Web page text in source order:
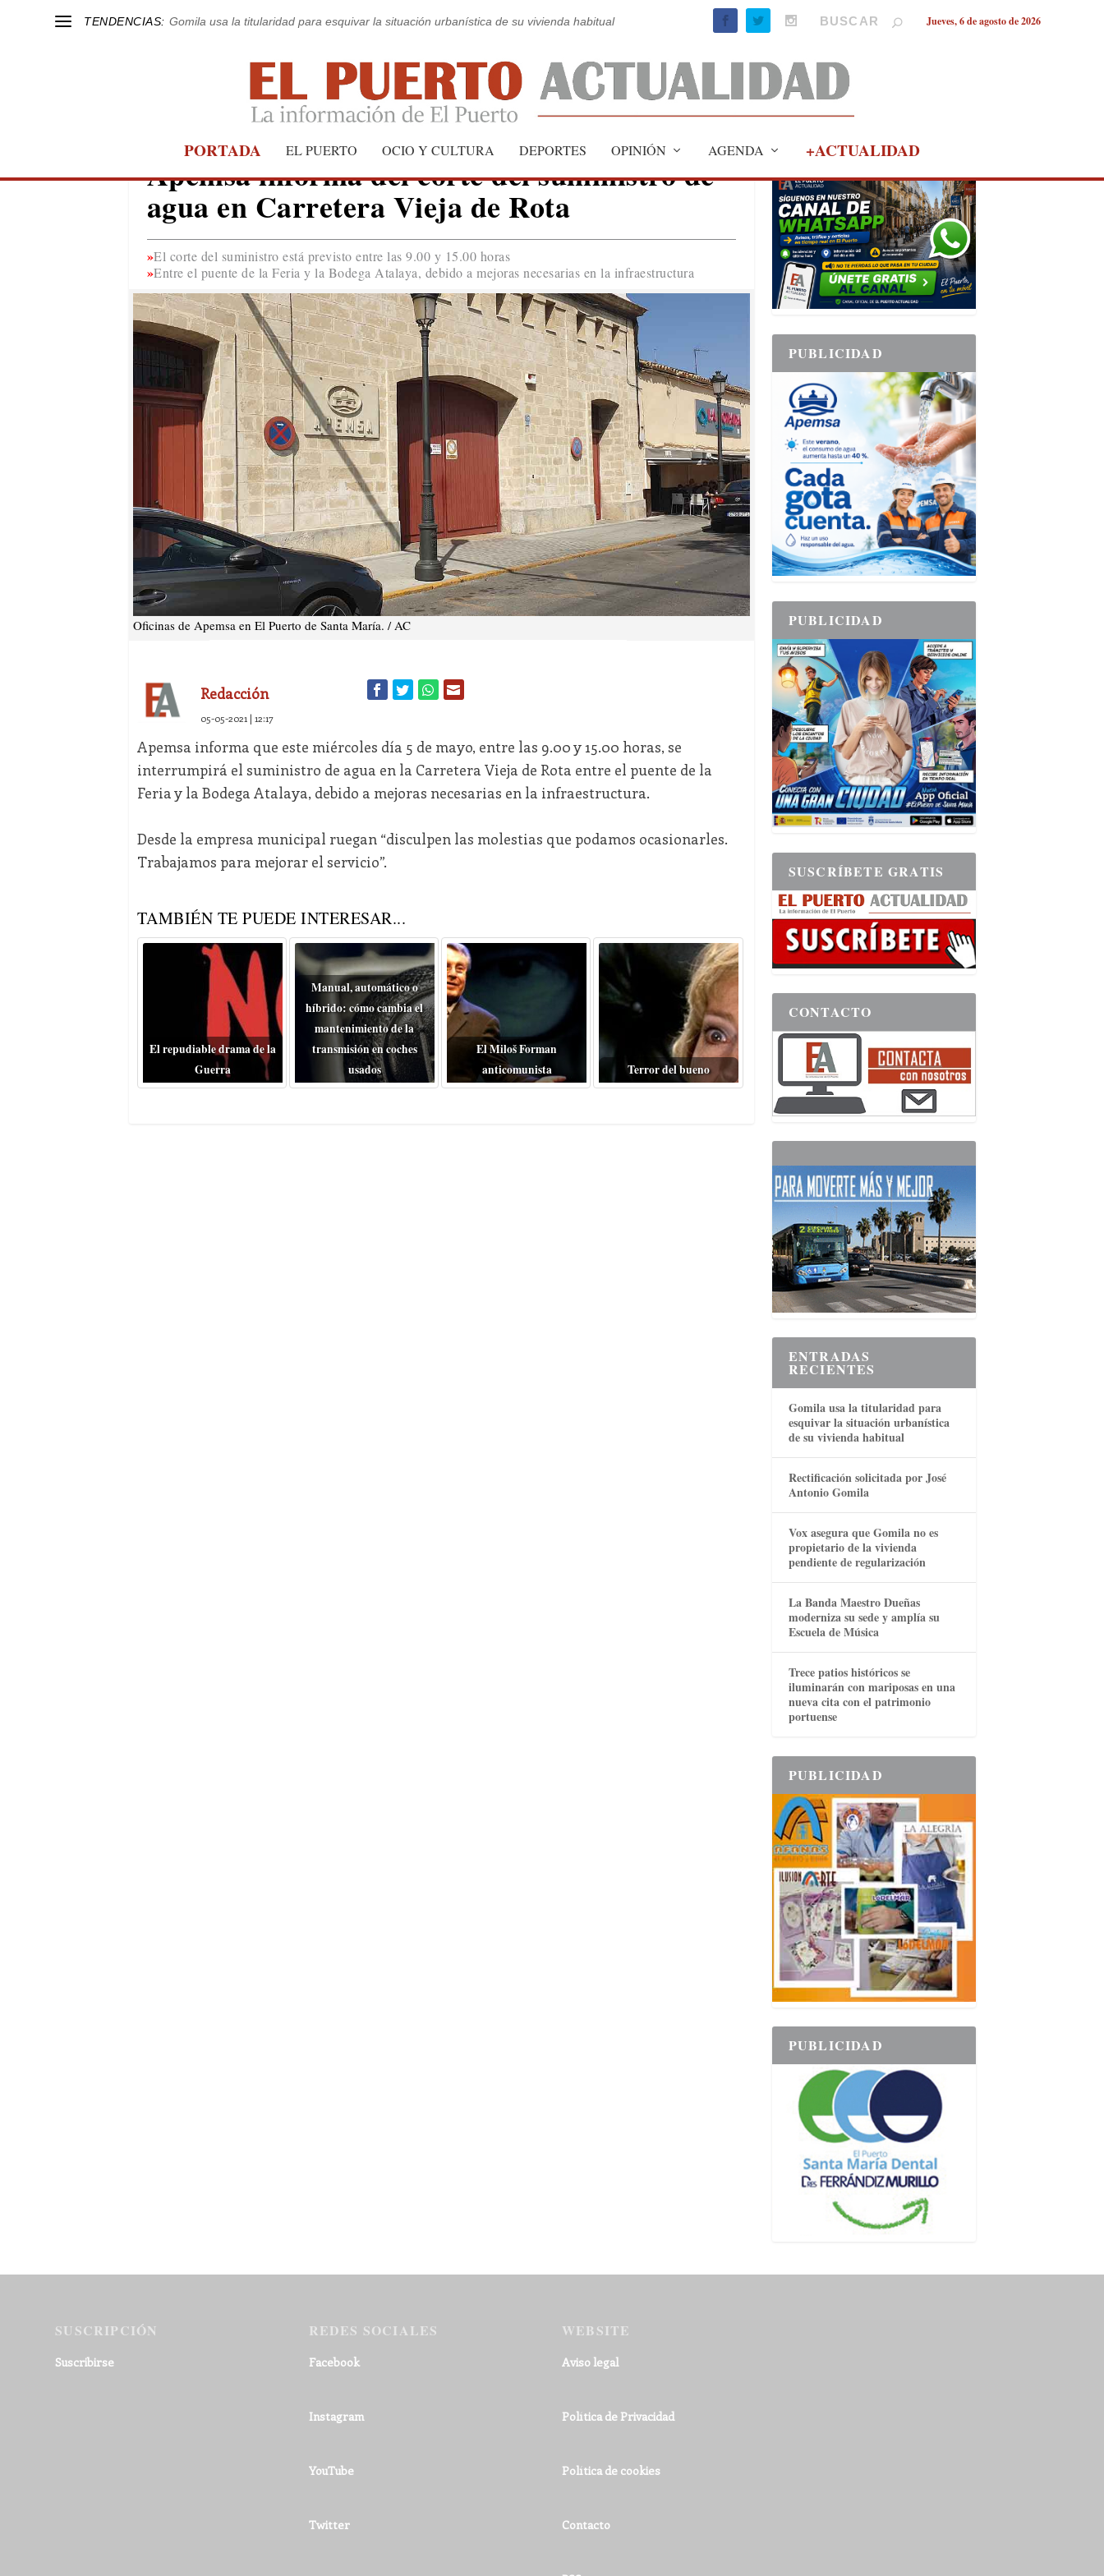
TENDENCIAS: Gomila usa la titularidad para esquivar la situación urbanística de su vivienda habitual Jueves, 6 de agosto de 2026
PORTADA EL PUERTO OCIO Y CULTURA DEPORTES OPINIÓN AGENDA +ACTUALIDAD
AVISO
Apemsa informa del corte del suministro de
agua en Carretera Vieja de Rota
El corte del suministro está previsto entre las 9.00 y 15.00 horas
Entre el puente de la Feria y la Bodega Atalaya, debido a mejoras necesarias en la infraestructura
Oficinas de Apemsa en El Puerto de Santa María. / AC
Redacción
05-05-2021 | 12:17
Apemsa informa que este miércoles día 5 de mayo, entre las 9.00 y 15.00 horas, se
interrumpirá el suministro de agua en la Carretera Vieja de Rota entre el puente de la
Feria y la Bodega Atalaya, debido a mejoras necesarias en la infraestructura.
Desde la empresa municipal ruegan “disculpen las molestias que podamos ocasionarles.
Trabajamos para mejorar el servicio”.
TAMBIÉN TE PUEDE INTERESAR...
El repudiable drama de la
Guerra
Manual, automático o
híbrido: cómo cambia el
mantenimiento de la
transmisión en coches
usados
El Miloš Forman
anticomunista
Terror del bueno
PUBLICIDAD
PUBLICIDAD
PUBLICIDAD
SUSCRÍBETE GRATIS
CONTACTO
ENTRADAS
RECIENTES
Gomila usa la titularidad para
esquivar la situación urbanística
de su vivienda habitual
Rectificación solicitada por José
Antonio Gomila
Vox asegura que Gomila no es
propietario de la vivienda
pendiente de regularización
La Banda Maestro Dueñas
moderniza su sede y amplía su
Escuela de Música
Trece patios históricos se
iluminarán con mariposas en una
nueva cita con el patrimonio
portuense
PUBLICIDAD
PUBLICIDAD
SUSCRIPCIÓN
Suscribirse
REDES SOCIALES
Facebook
Instagram
YouTube
Twitter
WEBSITE
Aviso legal
Política de Privacidad
Política de cookies
Contacto